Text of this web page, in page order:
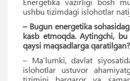
ushbu tizimdagi islohotlar
– Bugun energetika
kasb etmoqda. Aytingchi,
qaysi maqsadlarga qaratilgan?
– Ma’lumki, davlat
islohotlar ustuvor